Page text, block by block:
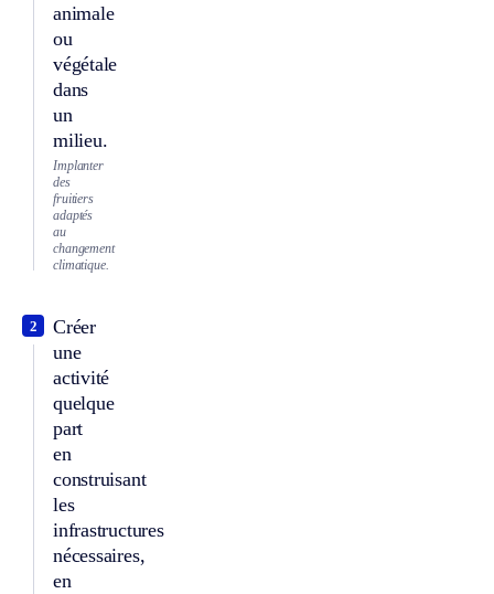
animale
ou
végétale
dans
un
milieu.
Implanter
des
fruitiers
adaptés
au
changement
climatique.
Créer
une
activité
quelque
part
en
construisant
les
infrastructures
nécessaires,
en
2